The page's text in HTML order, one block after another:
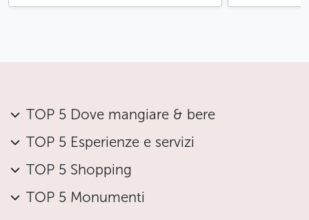
TOP 5 Dove mangiare & bere
TOP 5 Esperienze e servizi
TOP 5 Shopping
TOP 5 Monumenti